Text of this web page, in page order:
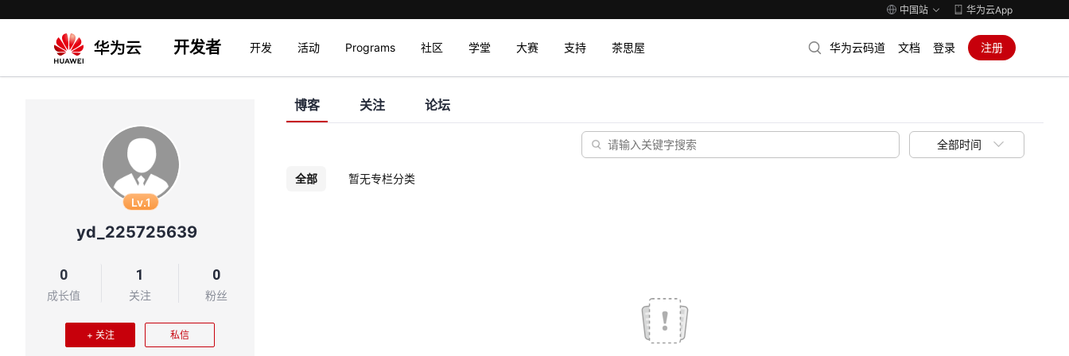
中国站 华为云App
开发者 开发 活动 Programs 社区 学堂 大赛 支持 茶思屋 华为云码道 文档 登录 注册
Lv.1
yd_225725639
0
成长值
1
关注
0
粉丝
+ 关注 私信
博客 关注 论坛
全部时间
全部 暂无专栏分类